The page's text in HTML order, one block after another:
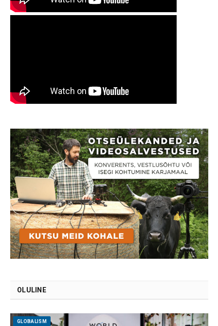
OLULINE
GLOBALISM